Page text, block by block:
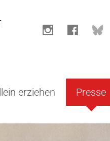
erziehen Presse